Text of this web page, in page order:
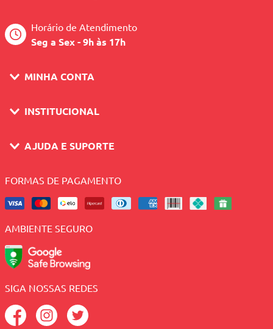
Horário de Atendimento
Seg a Sex - 9h às 17h
MINHA CONTA
INSTITUCIONAL
AJUDA E SUPORTE
FORMAS DE PAGAMENTO
AMBIENTE SEGURO
SIGA NOSSAS REDES